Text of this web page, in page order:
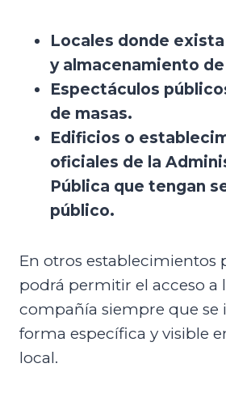
Locales donde
y almacenamiento
Espectáculos
de masas.
Edificios o
oficiales de la
Pública que tengan
público.
En otros establecimientos
podrá permitir el acceso a
compañía siempre que se
forma específica y visible
local.